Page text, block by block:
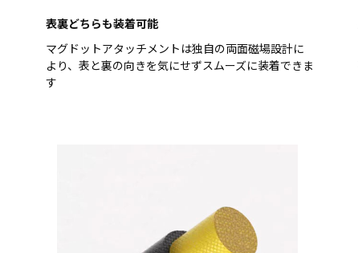
表裏どちらも装着可能
マグドットアタッチメントは独自の両面磁場設計に
より、表と裏の向きを気にせずスムーズに装着できま
す